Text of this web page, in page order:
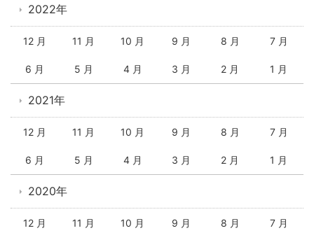
2022年
12 月 11 月 10 月 9 月 8 月 7 月
6 月 5 月 4 月 3 月 2 月 1 月
2021年
12 月 11 月 10 月 9 月 8 月 7 月
6 月 5 月 4 月 3 月 2 月 1 月
2020年
12 月 11 月 10 月 9 月 8 月 7 月